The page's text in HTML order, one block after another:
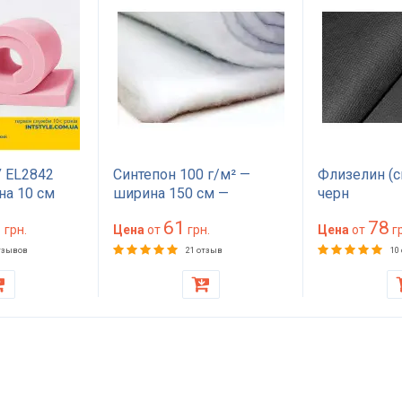
10 см
для
дивана,
грн.
Синтепон 100 г/м² —
ширина 150 см —
утепления
Цена от 61 грн.
21 отзыв
Флизелин
черн
Цена от 78
10